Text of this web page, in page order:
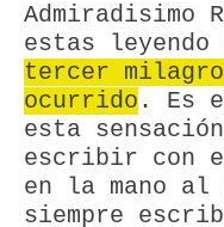
Admiradisimo
estas leyendo
tercer
ocurrido . Es
esta
escribir con
en la mano al
siempre